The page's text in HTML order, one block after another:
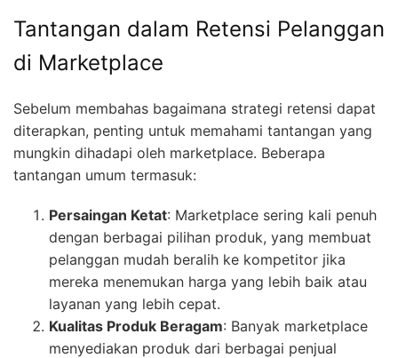
Tantangan dalam Retensi Pelanggan
di Marketplace
Sebelum membahas bagaimana strategi retensi dapat
diterapkan, penting untuk memahami tantangan yang
mungkin dihadapi oleh marketplace. Beberapa
tantangan umum termasuk:
Persaingan Ketat: Marketplace sering kali penuh
dengan berbagai pilihan produk, yang membuat
pelanggan mudah beralih ke kompetitor jika
mereka menemukan harga yang lebih baik atau
layanan yang lebih cepat.
Kualitas Produk Beragam: Banyak marketplace
menyediakan produk dari berbagai penjual